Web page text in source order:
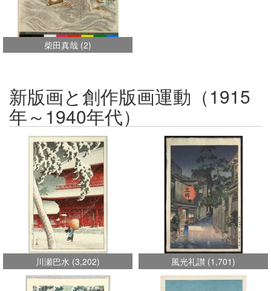
柴田真哉 (2)
新版画と創作版画運動（1915
年～1940年代）
川瀬巴水 (3,202) 風光礼讃 (1,701)